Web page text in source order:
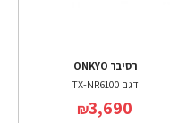
רסיבר ONKYO
דגם TX-NR6100
₪3,690